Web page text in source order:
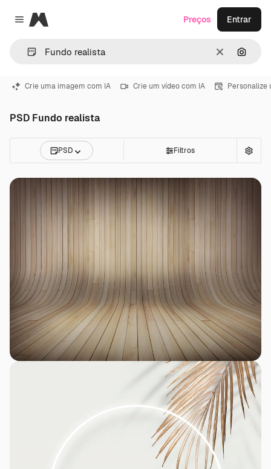
Close menu
Magnific
Limpar
Preços Entrar
Crie uma imagem com IA Crie um vídeo com IA Personalize
PSD Fundo realista
PSD Filtros